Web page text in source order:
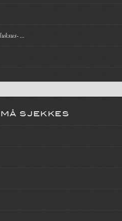
...
SJEKKES